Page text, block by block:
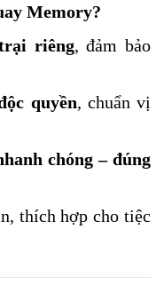
Memory?
riêng, đảm bảo
quyền, chuẩn vị
chóng – đúng
thích hợp cho tiệc